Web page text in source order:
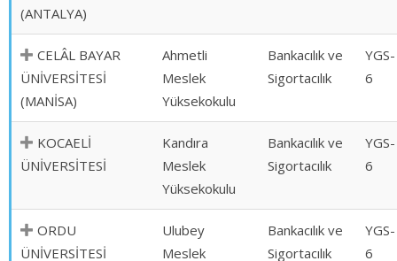
(ANTALYA)
CELÂL BAYAR
ÜNİVERSİTESİ
(MANİSA)
Ahmetli
Meslek
Yüksekokulu
Bankacılık ve
Sigortacılık
YGS-
6
KOCAELİ
ÜNİVERSİTESİ
Kandıra
Meslek
Yüksekokulu
Bankacılık ve
Sigortacılık
YGS-
6
ORDU
ÜNİVERSİTESİ
Ulubey
Meslek
Bankacılık ve
Sigortacılık
YGS-
6